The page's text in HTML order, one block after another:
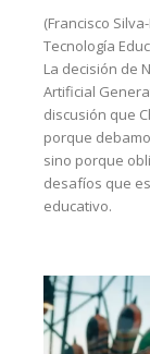
(Francisco
Tecnología
La decisión de
Artificial
discusión que
porque
sino porque
desafíos que
educativo.